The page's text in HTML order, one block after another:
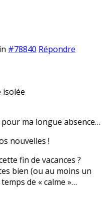
#78840 Répondre
isolée
pour ma longue absence…
nouvelles !
fin de vacances ?
bien (ou au moins un
de « calme »…